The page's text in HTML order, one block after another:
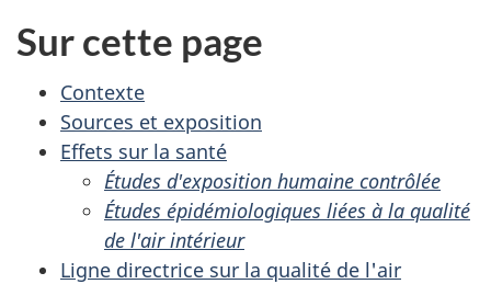
Sur cette page
Contexte
Sources et exposition
Effets sur la santé
Études d'exposition humaine contrôlée
Études épidémiologiques liées à la qualité
de l'air intérieur
Ligne directrice sur la qualité de l'air